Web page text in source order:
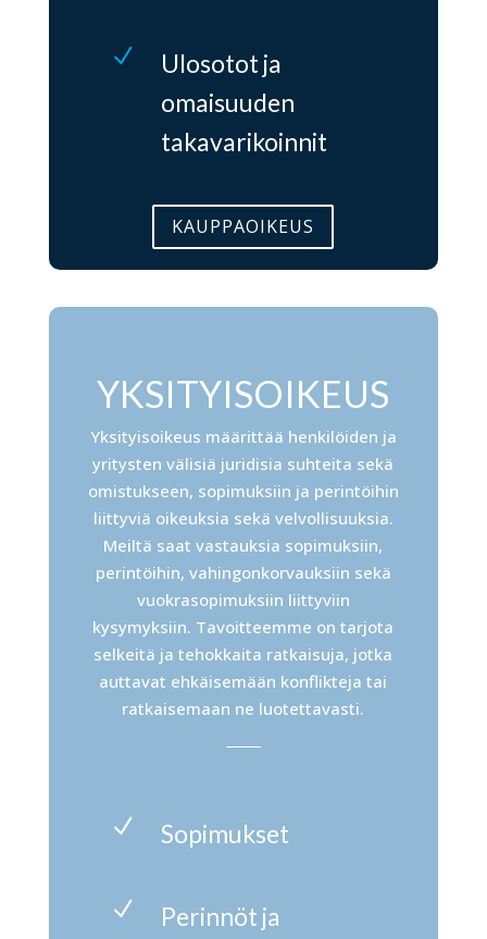
N
Ulosotot ja
omaisuuden
takavarikoinnit
KAUPPAOIKEUS
YKSITYISOIKEUS
Yksityisoikeus määrittää henkilöiden ja
yritysten välisiä juridisia suhteita sekä
omistukseen, sopimuksiin ja perintöihin
liittyviä oikeuksia sekä velvollisuuksia.
Meiltä saat vastauksia sopimuksiin,
perintöihin, vahingonkorvauksiin sekä
vuokrasopimuksiin liittyviin
kysymyksiin. Tavoitteemme on tarjota
selkeitä ja tehokkaita ratkaisuja, jotka
auttavat ehkäisemään konflikteja tai
ratkaisemaan ne luotettavasti.
N Sopimukset
N
Perinnöt ja